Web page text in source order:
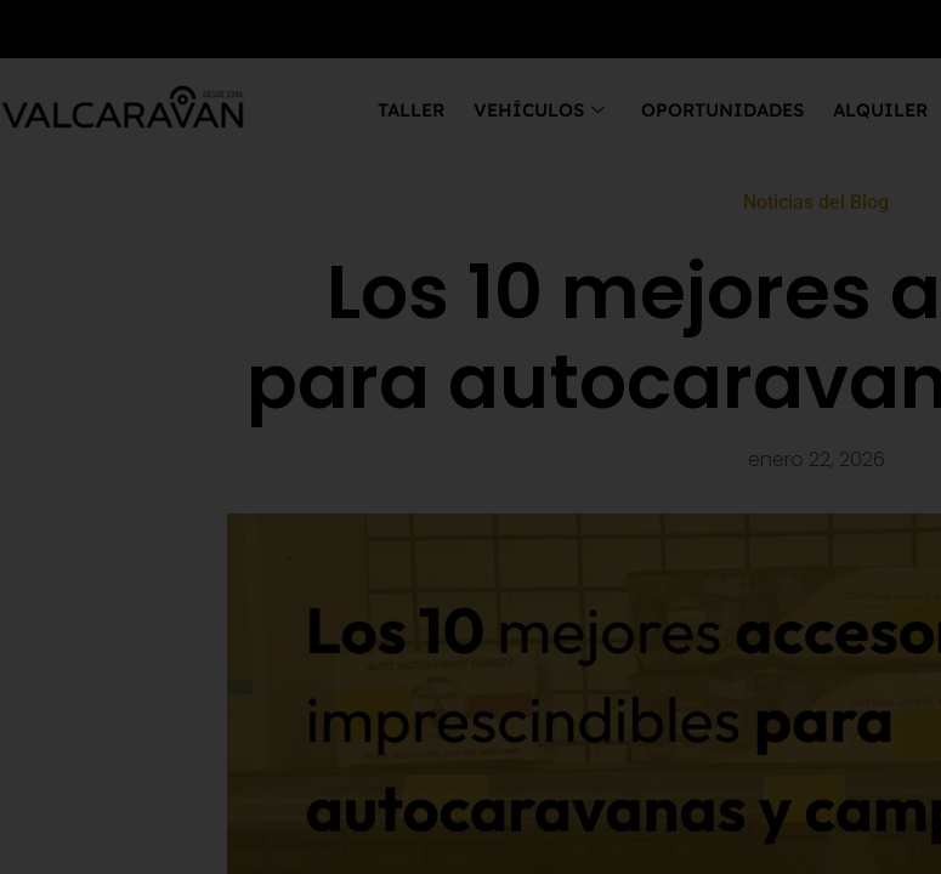
TALLER VEHÍCULOS OPORTUNIDADES ALQUILER
Noticias del Blog
Los 10 mejores
para
enero 22, 2026